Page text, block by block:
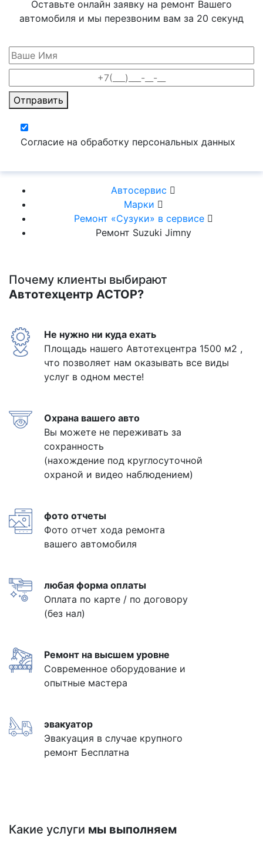
Оставьте онлайн заявку на ремонт Вашего
автомобиля и мы перезвоним вам за 20 секунд
Отправить
Согласие на обработку персональных данных
Автосервис
Марки
Ремонт «Сузуки» в сервисе
Ремонт Suzuki Jimny
Почему клиенты выбирают
Автотехцентр АСТОР?
Не нужно ни куда ехать
Площадь нашего Автотехцентра 1500 м2 ,
что позволяет нам оказывать все виды
услуг в одном месте!
Охрана вашего авто
Вы можете не переживать за
сохранность
(нахождение под круглосуточной
охраной и видео наблюдением)
фото отчеты
Фото отчет хода ремонта
вашего автомобиля
любая форма оплаты
Оплата по карте / по договору
(без нал)
Ремонт на высшем уровне
Современное оборудование и
опытные мастера
эвакуатор
Эвакуация в случае крупного
ремонт Бесплатна
Какие услуги мы выполняем